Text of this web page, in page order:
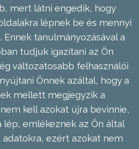
mert látni engedik, hogy
lépnek be és mennyi
tanulmányozásával a
tudjuk igazítani az Ön
változatosabb felhasználói
Önnek azáltal, hogy a
mellett megjegyzik a
kell azokat újra bevinnie,
lép, emlékeznek az Ön által
ezért azokat nem